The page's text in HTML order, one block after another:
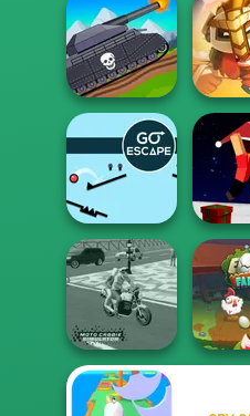
Tanks 2D: Tank
For
Go Escape
Xmas